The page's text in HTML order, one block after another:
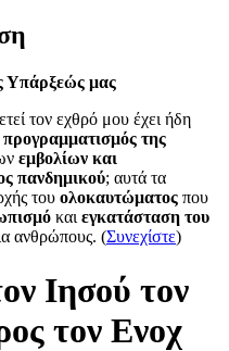
Υπάρξεώς μας
τον εχθρό μου έχει ήδη
προγραμματισμός της
εμβολίων και
πανδημικού; αυτά τα
του ολοκαυτώματος που
και εγκατάσταση του
ανθρώπους. (Συνεχίστε)
Ιησού τον
τον Ενοχ